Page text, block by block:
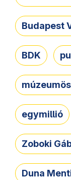
Budapest
BDK
egymillió
Zoboki
Duna